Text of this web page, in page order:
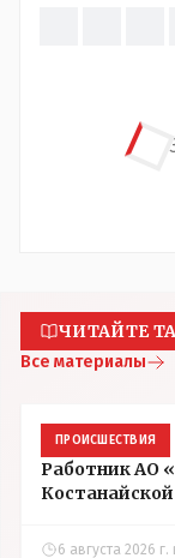
ЧИТАЙТЕ
Все материалы
ПРОИСШЕСТВИЯ
Работник АО
6 августа 2026 г.